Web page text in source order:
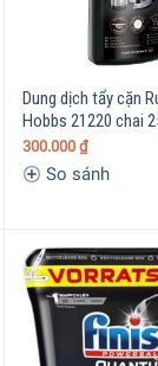
Dung dịch tẩy cặn
Hobbs 21220 chai
300.000 ₫
So sánh